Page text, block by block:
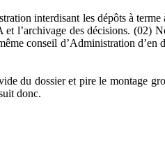
interdisant les dépôts à
des décisions. (02)
conseil d’Administration
du dossier et pire le montage
donc.